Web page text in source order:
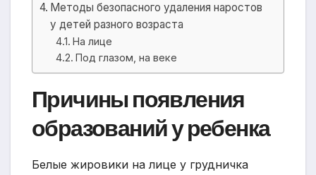
Методы безопасного удаления наростов
у детей разного возраста
На лице
Под глазом, на веке
Причины появления
образований у ребенка
Белые жировики на лице у грудничка